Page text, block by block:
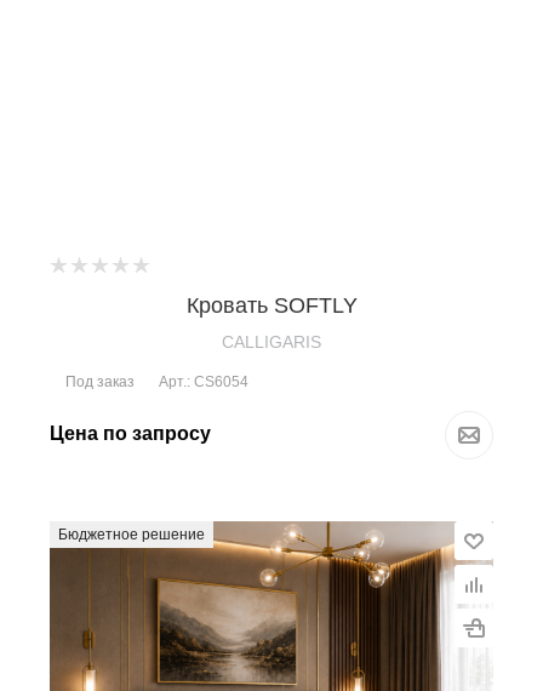
Кровать SOFTLY
CALLIGARIS
Под заказ Арт.: CS6054
Цена по запросу
Бюджетное решение